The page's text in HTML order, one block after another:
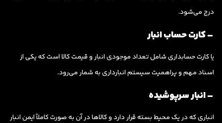
درج می‌شود.
– کارت حساب انبار
یا کارت حسابداری شامل تعداد موجودی انبار و قیمت کالا است که یکی از
اسناد مهم و پراهمیت سیستم انبارداری به شمار می‌رود.
– انبار سرپوشیده
انباری که در یک محیط بسته قرار دارد و کالاها در آن به صورت کاملاً ایمن انبار